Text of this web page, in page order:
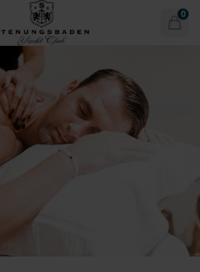
Stenungsbaden Yacht Club
0